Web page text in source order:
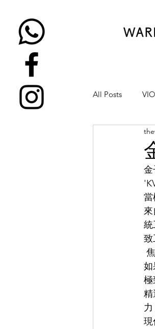
All Posts
YUICHI
H-FUSION
EFFECTOR
金
當
統
致
如
極
精
現